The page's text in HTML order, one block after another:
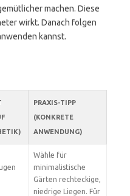
machen. Diese
wirkt. Danach folgen
kannst.
PRAXIS-TIPP
(KONKRETE
ANWENDUNG)
Wähle für
minimalistische
Gärten rechteckige,
niedrige Liegen. Für